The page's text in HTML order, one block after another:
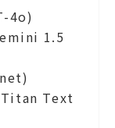
4o)
1.5
Text